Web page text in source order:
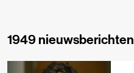
1949 nieuwsberichten